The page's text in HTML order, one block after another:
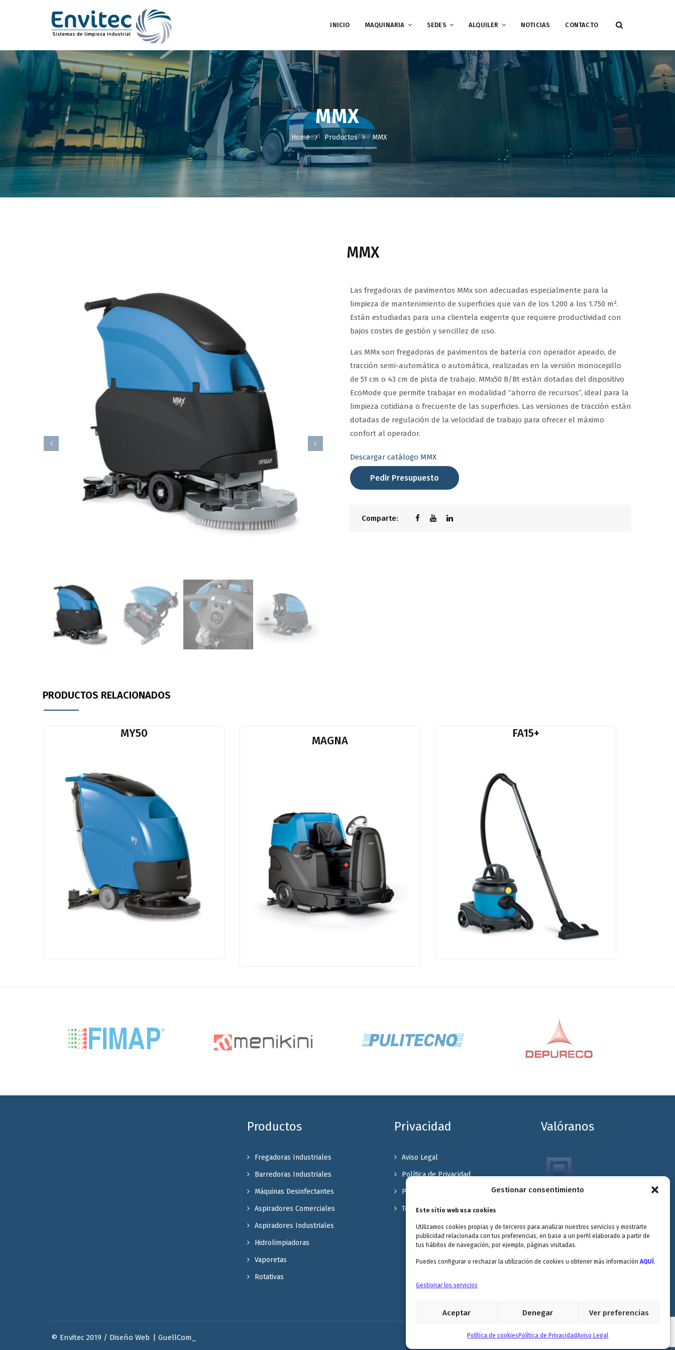
Gestionar consentimiento
Este sitio web usa cookies
Utilizamos cookies propias y de terceros para analizar nuestros servicios y mostrarte
publicidad relacionada con tus preferencias, en base a un perfil elaborado a partir de
tus hábitos de navegación, por ejemplo, páginas visitadas.
Puedes configurar o rechazar la utilización de cookies u obtener más información AQUÍ .
Gestionar los servicios
Aceptar Denegar Ver preferencias
Política de cookies Política de PrivacidadAviso Legal
INICIO MAQUINARIA SEDES ALQUILER NOTICIAS CONTACTO
MMX
Home Productos MMX
MMX
Las fregadoras de pavimentos MMx son adecuadas especialmente para la
limpieza de mantenimiento de superficies que van de los 1.200 a los 1.750 m².
Están estudiadas para una clientela exigente que requiere productividad con
bajos costes de gestión y sencillez de uso.
Las MMx son fregadoras de pavimentos de batería con operador apeado, de
tracción semi-automática o automática, realizadas en la versión monocepillo
de 51 cm o 43 cm de pista de trabajo. MMx50 B/Bt están dotadas del dispositivo
EcoMode que permite trabajar en modalidad “ahorro de recursos”, ideal para la
limpieza cotidiana o frecuente de las superficies. Las versiones de tracción están
dotadas de regulación de la velocidad de trabajo para ofrecer el máximo
confort al operador.
Descargar catálogo MMX
Pedir Presupuesto
Comparte:
PRODUCTOS RELACIONADOS
MY50
MAGNA
FA15+
Productos
Fregadoras Industriales
Barredoras Industriales
Máquinas Desinfectantes
Aspiradores Comerciales
Aspiradores Industriales
Hidrolimpiadoras
Vaporetas
Rotativas
Privacidad
Aviso Legal
Política de Privacidad
Política de cookies
Terminos y Condiciones
Valóranos
Envitec Murcia:
Maquinaria de limpieza
© Envitec 2019 / Diseño Web GuellCom_